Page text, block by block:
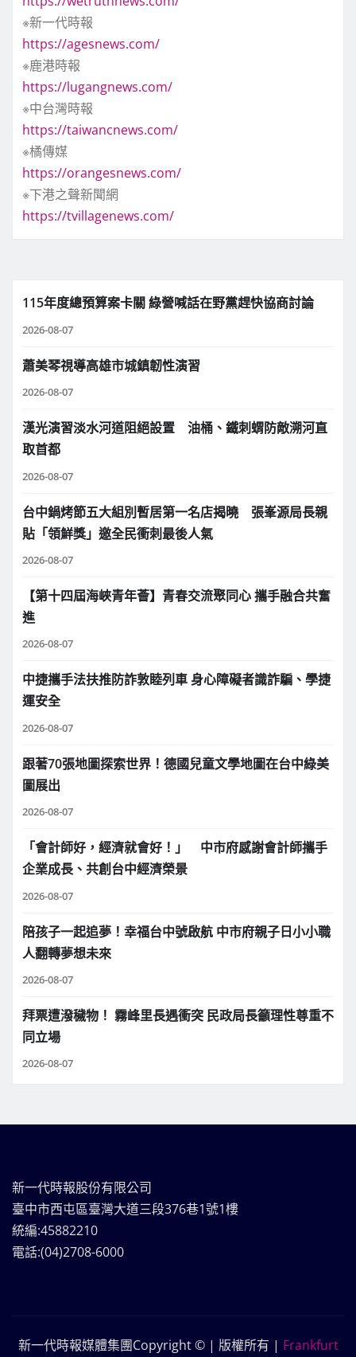
※新一代時報
https://agesnews.com/
※鹿港時報
https://lugangnews.com/
※中台灣時報
https://taiwancnews.com/
※橘傳媒
https://orangesnews.com/
※下港之聲新聞網
https://tvillagenews.com/
115年度總預算案卡關 綠營喊話在野黨趕快協商討論
2026-08-07
蕭美琴視導高雄市城鎮韌性演習
2026-08-07
漢光演習淡水河道阻絕設置 油桶、鐵刺蝟防敵溯河直
取首都
2026-08-07
台中鍋烤節五大組別暫居第一名店揭曉 張峯源局長親
貼「領鮮獎」邀全民衝刺最後人氣
2026-08-07
【第十四屆海峽青年薈】青春交流聚同心 攜手融合共奮
進
2026-08-07
中捷攜手法扶推防詐敦睦列車 身心障礙者識詐騙、學捷
運安全
2026-08-07
跟著70張地圖探索世界！德國兒童文學地圖在台中綠美
圖展出
2026-08-07
「會計師好，經濟就會好！」 中市府感謝會計師攜手
企業成長、共創台中經濟榮景
2026-08-07
陪孩子一起追夢！幸福台中號啟航 中市府親子日小小職
人翻轉夢想未來
2026-08-07
拜票遭潑穢物！ 霧峰里長遇衝突 民政局長籲理性尊重不
同立場
2026-08-07
新一代時報股份有限公司
臺中市西屯區臺灣大道三段376巷1號1樓
統編:45882210
電話:(04)2708-6000
新一代時報媒體集團Copyright © | 版權所有 | Frankfurt